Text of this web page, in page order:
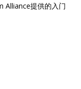
Alliance提供的入门